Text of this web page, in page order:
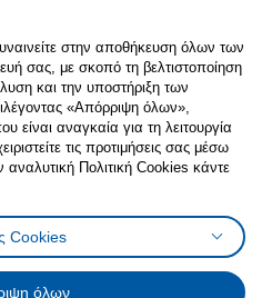
Twitter
ψηφιακής προσβασιμότητας
Όροι Χρήσης
Δεδομένων
Δεδομένων για ΙΚΕΑ.gr
στην αποθήκευση όλων των
σας, με σκοπό τη βελτιστοποίηση
και την υποστήριξη των
«Απόρριψη όλων»,
είναι αναγκαία για τη λειτουργία
τις προτιμήσεις σας μέσω
Πολιτική Cookies κάντε
Cookies
όλων